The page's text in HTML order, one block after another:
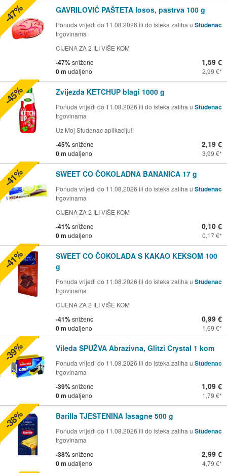
GAVRILOVIĆ PAŠTETA losos, pastrva 100 g
Ponuda vrijedi do 11.08.2026 ili do isteka zaliha u Studenac
trgovinama
CIJENA ZA 2 ILI VIŠE KOM
-47%sniženo
0 m udaljeno
1,59 €
2,99 €
-47%
Zvijezda KETCHUP blagi 1000 g
Ponuda vrijedi do 11.08.2026 ili do isteka zaliha u Studenac
trgovinama
Uz Moj Studenac aplikaciju!!
-45%sniženo
0 m udaljeno
2,19 €
3,99 €
-45%
SWEET CO ČOKOLADNA BANANICA 17 g
Ponuda vrijedi do 11.08.2026 ili do isteka zaliha u Studenac
trgovinama
CIJENA ZA 2 ILI VIŠE KOM
-41%sniženo
0 m udaljeno
0,10 €
0,17 €
-41%
SWEET CO ČOKOLADA S KAKAO KEKSOM 100
g
Ponuda vrijedi do 11.08.2026 ili do isteka zaliha u Studenac
trgovinama
CIJENA ZA 2 ILI VIŠE KOM
-41%sniženo
0 m udaljeno
0,99 €
1,69 €
-41%
Vileda SPUŽVA Abrazivna, Glitzi Crystal 1 kom
Ponuda vrijedi do 11.08.2026 ili do isteka zaliha u Studenac
trgovinama
-39%sniženo
0 m udaljeno
1,09 €
1,79 €
-39%
Barilla TJESTENINA lasagne 500 g
Ponuda vrijedi do 11.08.2026 ili do isteka zaliha u Studenac
trgovinama
-38%sniženo
0 m udaljeno
2,99 €
4,79 €
-38%